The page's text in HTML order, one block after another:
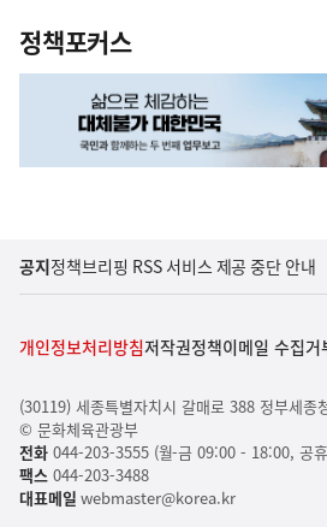
정책포커스
공지정책브리핑 RSS 서비스 제공 중단 안내
개인정보처리방침저작권정책이메일 수집거
(30119) 세종특별자치시 갈매로 388 정부세종
© 문화체육관광부
전화044-203-3555 (월-금 09:00 - 18:00, 공
팩스044-203-3488
대표메일 webmaster@korea.kr